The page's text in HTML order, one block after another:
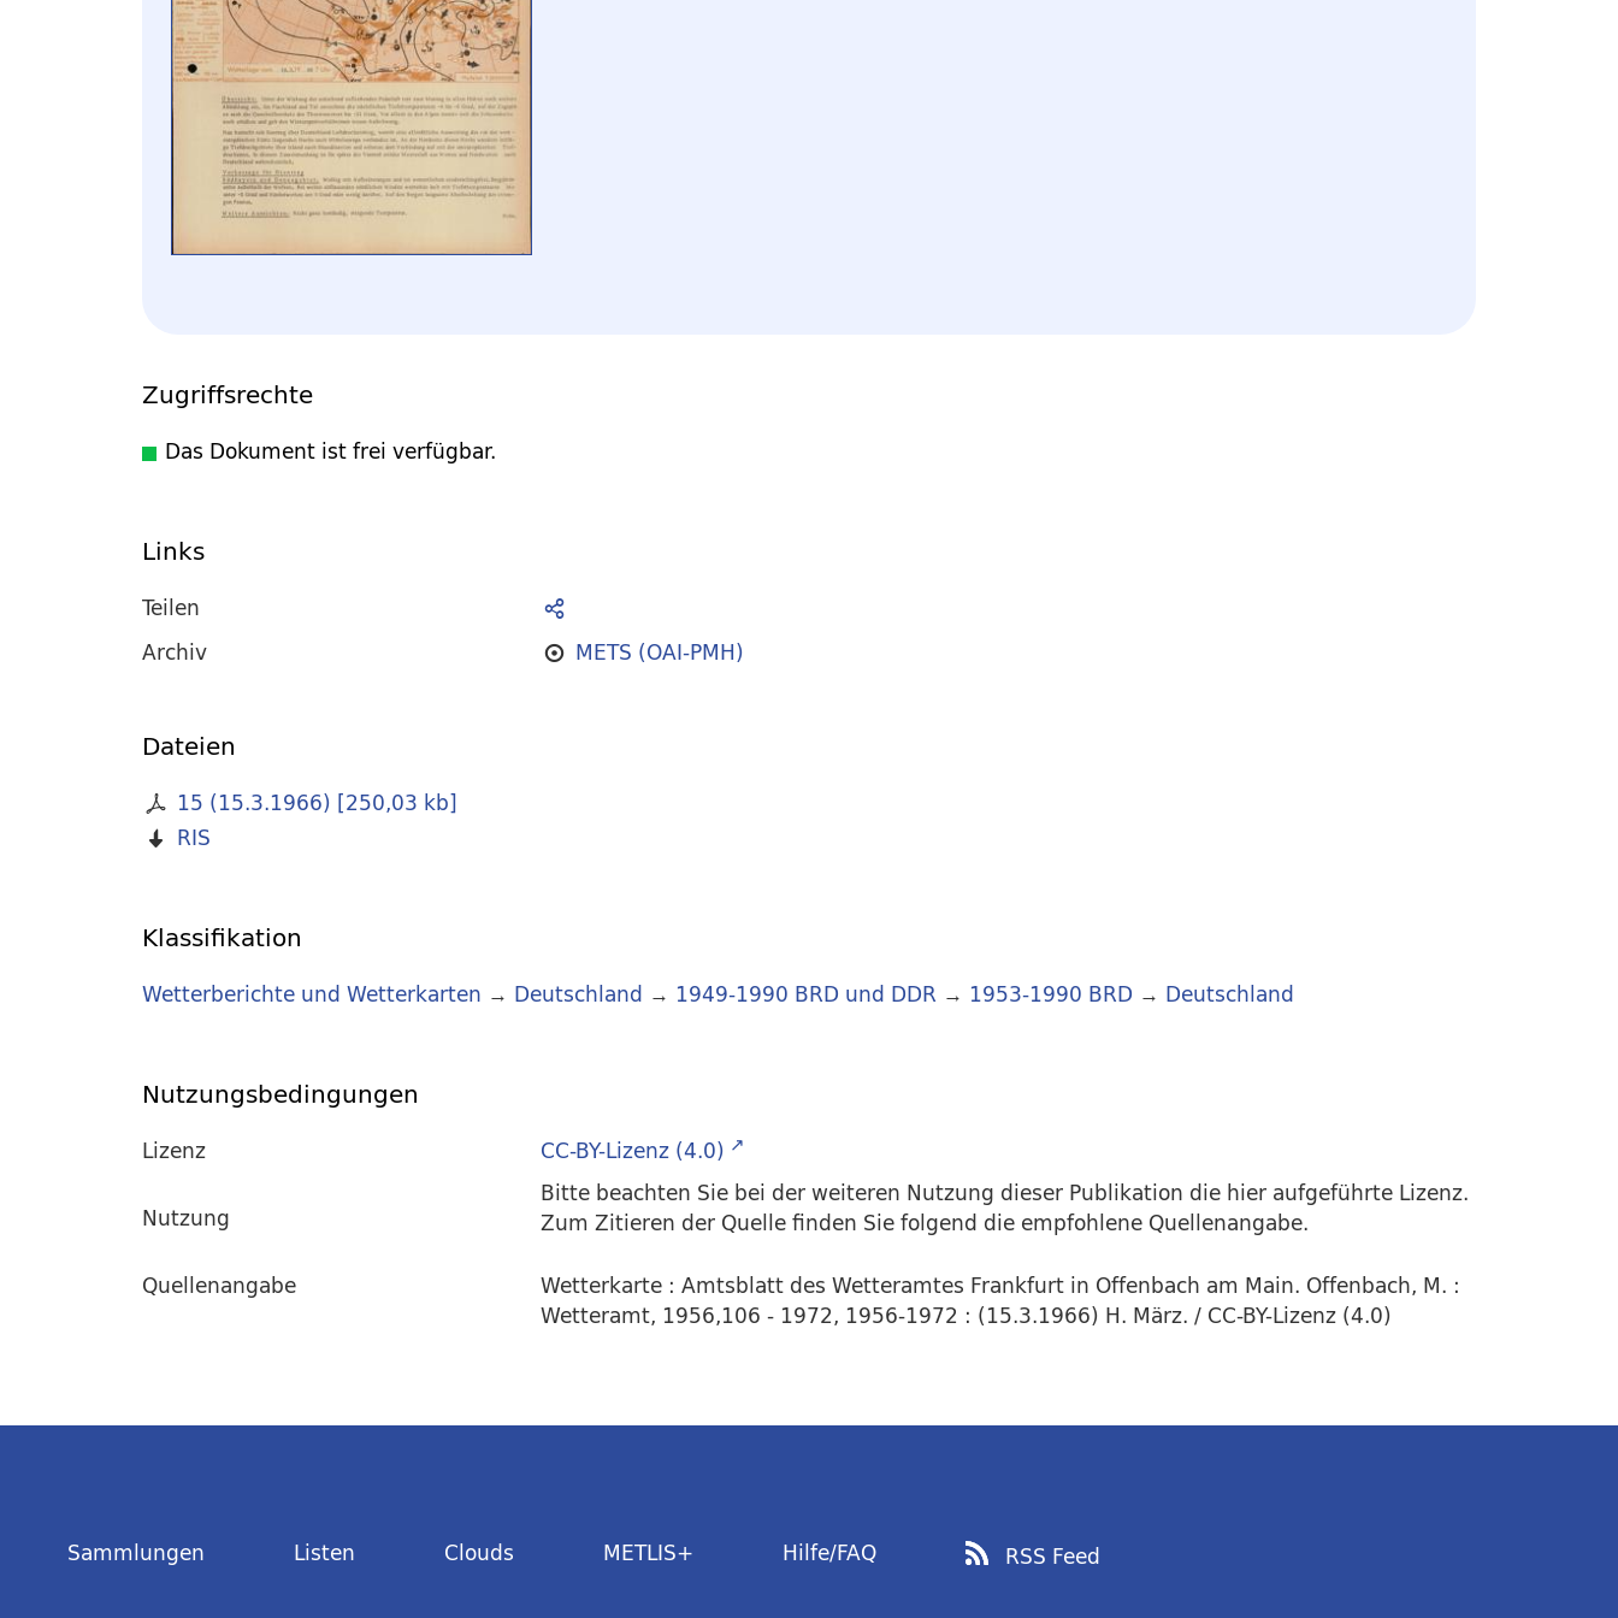
Zugriffsrechte
Das Dokument ist frei verfügbar.
Links
Teilen
Archiv
METS (OAI-PMH)
Dateien
15 (15.3.1966) [250,03 kb]
RIS
Klassifikation
Wetterberichte und Wetterkarten → Deutschland → 1949-1990 BRD und DDR → 1953-1990 BRD → Deutschland
Nutzungsbedingungen
Lizenz
CC-BY-Lizenz (4.0)
Nutzung
Bitte beachten Sie bei der weiteren Nutzung dieser Publikation die hier aufgeführte Lizenz.
Zum Zitieren der Quelle finden Sie folgend die empfohlene Quellenangabe.
Quellenangabe
Wetterkarte : Amtsblatt des Wetteramtes Frankfurt in Offenbach am Main. Offenbach, M. :
Wetteramt, 1956,106 - 1972, 1956-1972 : (15.3.1966) H. März. / CC-BY-Lizenz (4.0)
Sammlungen Listen Clouds METLIS+ Hilfe/FAQ RSS Feed